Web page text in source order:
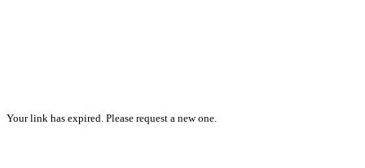
Your link has expired. Please request a new one.